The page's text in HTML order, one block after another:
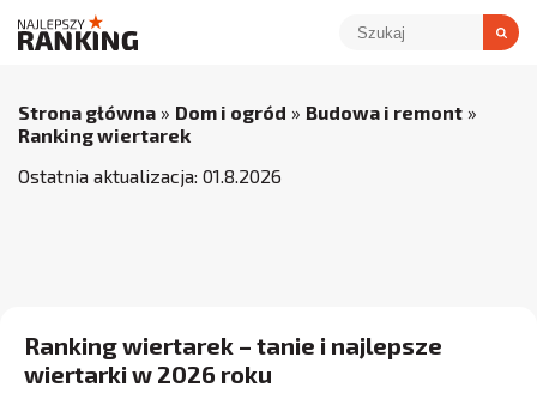
Strona główna » Dom i ogród » Budowa i remont »
Ranking wiertarek
Ostatnia aktualizacja: 01.8.2026
Ranking wiertarek – tanie i najlepsze
wiertarki w 2026 roku